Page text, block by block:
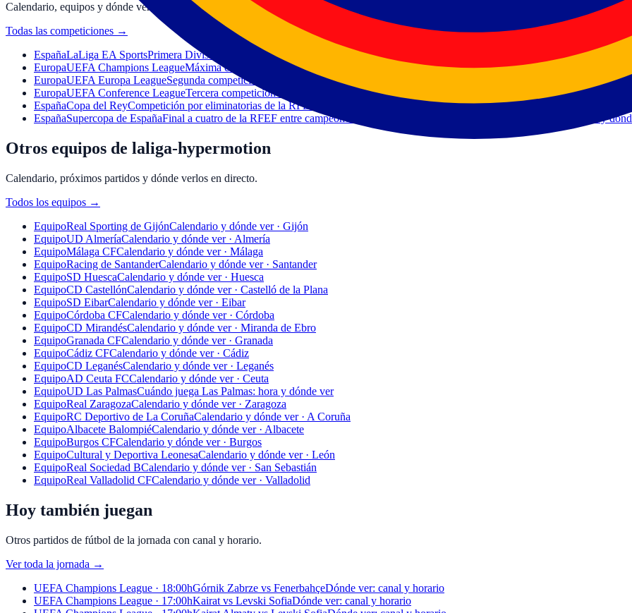
Calendario, equipos y dónde ver las grandes ligas y copas.
Todas las competiciones →
EspañaLaLiga EA SportsPrimera División española. Calendario de la jornada en curso, próximos partidos y dónde verlos en directo.
EuropaUEFA Champions LeagueMáxima competición europea de clubes. Horarios, canales TV y guía de retransmisión para cada
EuropaUEFA Europa LeagueSegunda competición europea de clubes. Calendario, horarios y canales TV de la Europa League.
EuropaUEFA Conference LeagueTercera competición europea de clubes. Fechas, horarios y guía de retransmisión para la
EspañaCopa del ReyCompetición por eliminatorias de la RFEF. Calendario, horarios y emisión en abierto cuando corresponde.
EspañaSupercopa de EspañaFinal a cuatro de la RFEF entre campeones y finalistas de LaLiga y Copa del Rey. Sedes, horarios y
Otros equipos de laliga-hypermotion
Calendario, próximos partidos y dónde verlos en directo.
Todos los equipos →
EquipoReal Sporting de GijónCalendario y dónde ver · Gijón
EquipoUD AlmeríaCalendario y dónde ver · Almería
EquipoMálaga CFCalendario y dónde ver · Málaga
EquipoRacing de SantanderCalendario y dónde ver · Santander
EquipoSD HuescaCalendario y dónde ver · Huesca
EquipoCD CastellónCalendario y dónde ver · Castelló de la Plana
EquipoSD EibarCalendario y dónde ver · Eibar
EquipoCórdoba CFCalendario y dónde ver · Córdoba
EquipoCD MirandésCalendario y dónde ver · Miranda de Ebro
EquipoGranada CFCalendario y dónde ver · Granada
EquipoCádiz CFCalendario y dónde ver · Cádiz
EquipoCD LeganésCalendario y dónde ver · Leganés
EquipoAD Ceuta FCCalendario y dónde ver · Ceuta
EquipoUD Las PalmasCuándo juega Las Palmas: hora y dónde ver
EquipoReal ZaragozaCalendario y dónde ver · Zaragoza
EquipoRC Deportivo de La CoruñaCalendario y dónde ver · A Coruña
EquipoAlbacete BalompiéCalendario y dónde ver · Albacete
EquipoBurgos CFCalendario y dónde ver · Burgos
EquipoCultural y Deportiva LeonesaCalendario y dónde ver · León
EquipoReal Sociedad BCalendario y dónde ver · San Sebastián
EquipoReal Valladolid CFCalendario y dónde ver · Valladolid
Hoy también juegan
Otros partidos de fútbol de la jornada con canal y horario.
Ver toda la jornada →
UEFA Champions League · 18:00hGórnik Zabrze vs FenerbahçeDónde ver: canal y horario
UEFA Champions League · 17:00hKairat vs Levski SofiaDónde ver: canal y horario